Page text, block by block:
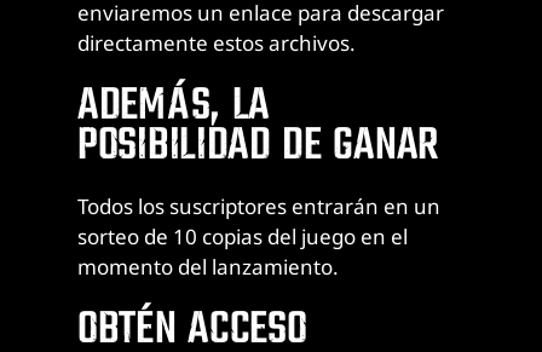
enviaremos un enlace para descargar
directamente estos archivos.
ADEMÁS, LA
POSIBILIDAD DE GANAR
Todos los suscriptores entrarán en un
sorteo de 10 copias del juego en el
momento del lanzamiento.
OBTÉN ACCESO